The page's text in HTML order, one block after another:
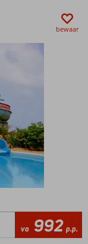
bewaar
va 992 p.p.